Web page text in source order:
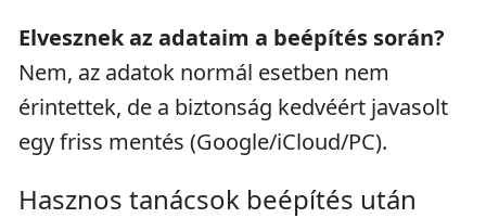
Elvesznek az adataim a beépítés során?
Nem, az adatok normál esetben nem
érintettek, de a biztonság kedvéért javasolt
egy friss mentés (Google/iCloud/PC).
Hasznos tanácsok beépítés után